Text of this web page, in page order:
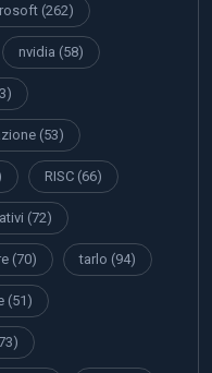
(262)
nvidia (58)
(53)
RISC (66)
(72)
(70) tarlo (94)
(51)